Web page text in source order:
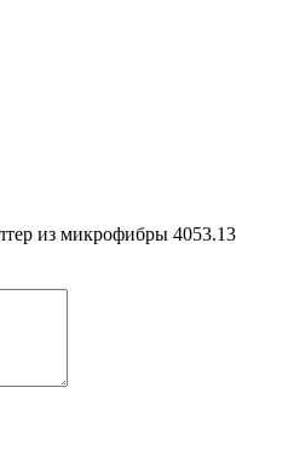
из микрофибры 4053.13